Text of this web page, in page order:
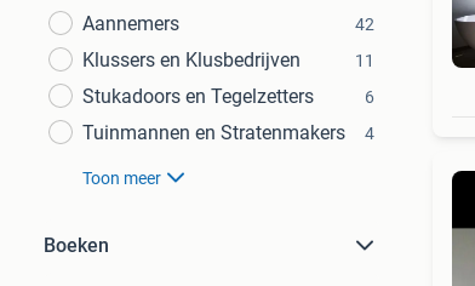
Aannemers
42
Klussers en Klusbedrijven 11
Stukadoors en Tegelzetters 6
Tuinmannen en Stratenmakers 4
Toon meer
Boeken